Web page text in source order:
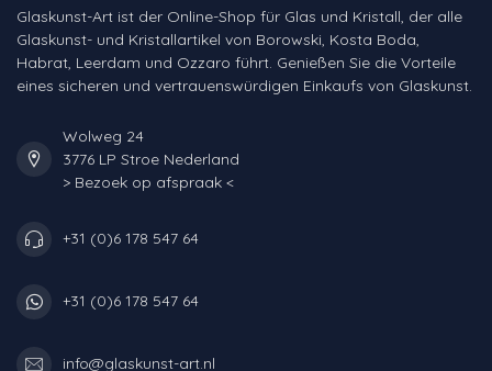
Glaskunst-Art ist der Online-Shop für Glas und Kristall, der alle
Glaskunst- und Kristallartikel von Borowski, Kosta Boda,
Habrat, Leerdam und Ozzaro führt. Genießen Sie die Vorteile
eines sicheren und vertrauenswürdigen Einkaufs von Glaskunst.
Wolweg 24
3776 LP Stroe Nederland
> Bezoek op afspraak <
+31 (0)6 178 547 64
+31 (0)6 178 547 64
info@glaskunst-art.nl